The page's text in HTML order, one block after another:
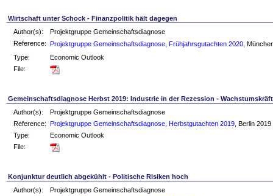
Wirtschaft unter Schock - Finanzpolitik hält dagegen
Author(s):
Projektgruppe Gemeinschaftsdiagnose
Reference:
Projektgruppe Gemeinschaftsdiagnose, Frühjahrsgutachten 2020 ,
Type:
Economic Outlook
File:
Gemeinschaftsdiagnose Herbst 2019: Industrie in der Rezession -
Author(s):
Projektgruppe Gemeinschaftsdiagnose
Reference:
Projektgruppe Gemeinschaftsdiagnose, Herbstgutachten 2019 , Berlin 2019
Type:
Economic Outlook
File:
Konjunktur deutlich abgekühlt - Politische Risiken hoch
Author(s):
Projektgruppe Gemeinschaftsdiagnose